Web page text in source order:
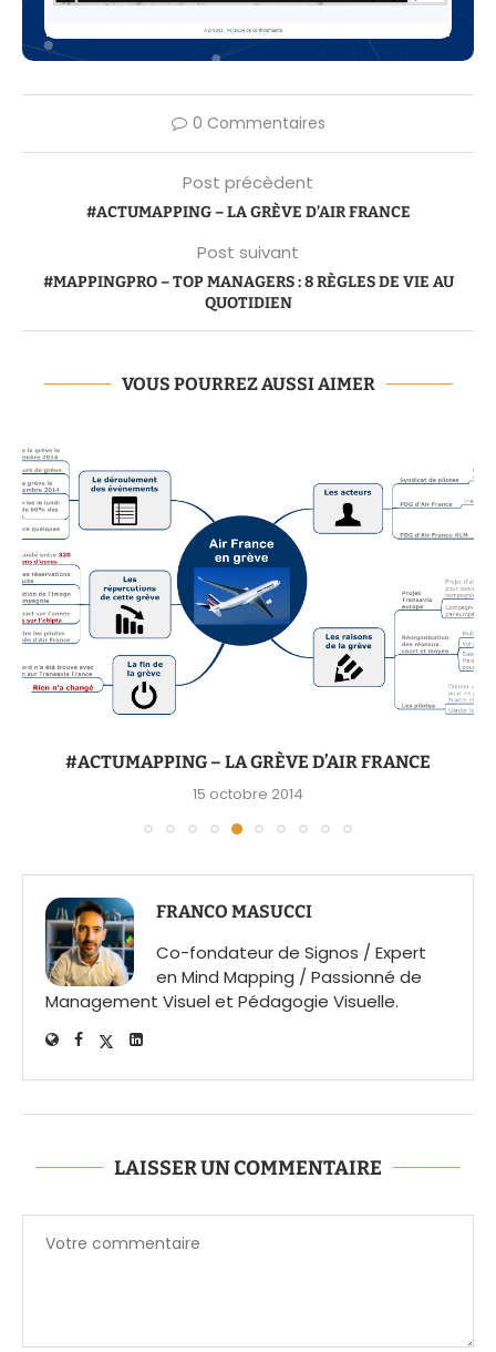
0 Commentaires
Post précèdent
#ACTUMAPPING – LA GRÈVE D’AIR FRANCE
Post suivant
#MAPPINGPRO – TOP MANAGERS : 8 RÈGLES DE VIE AU
QUOTIDIEN
VOUS POURREZ AUSSI AIMER
#ACTUMAPPING – LA GRÈVE D’AIR FRANCE
15 octobre 2014
FRANCO MASUCCI
Co-fondateur de Signos / Expert
en Mind Mapping / Passionné de
Management Visuel et Pédagogie Visuelle.
LAISSER UN COMMENTAIRE